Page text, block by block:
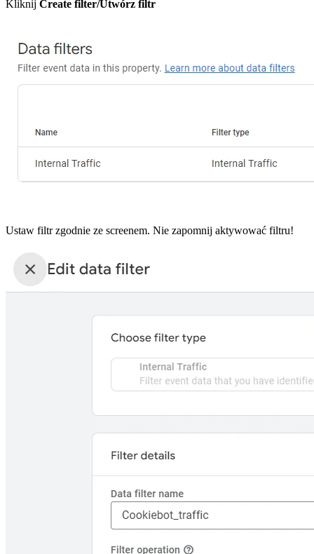
Kliknij Create filter/Utwórz filtr
Ustaw filtr zgodnie ze screenem. Nie zapomnij aktywować filtru!